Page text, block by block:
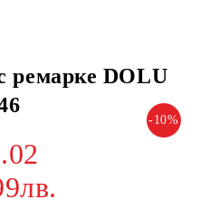
ремарке DOLU
-10%